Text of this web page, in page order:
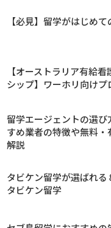
【必見】留学がはじめて
【オーストラリア有給
シップ】ワーホリ向けプ
留学エージェントの選び
すめ業者の特徴や無料・
解説
タビケン留学が選ばれる
タビケン留学